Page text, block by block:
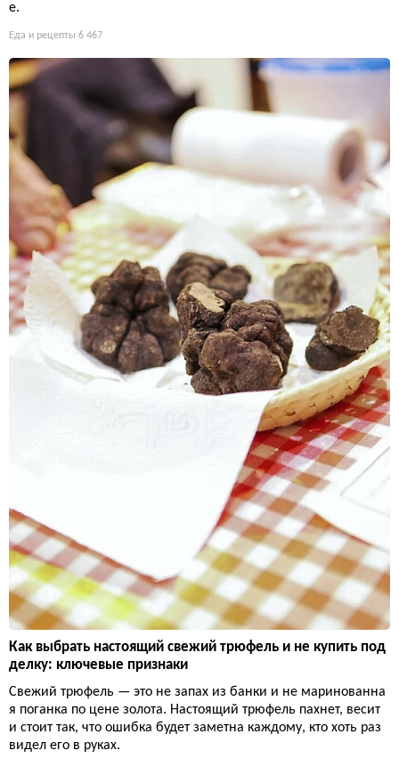
е.
Еда и рецепты 6 467
Как выбрать настоящий свежий трюфель и не купить под
делку: ключевые признаки
Свежий трюфель — это не запах из банки и не маринованна
я поганка по цене золота. Настоящий трюфель пахнет, весит
и стоит так, что ошибка будет заметна каждому, кто хоть раз
видел его в руках.